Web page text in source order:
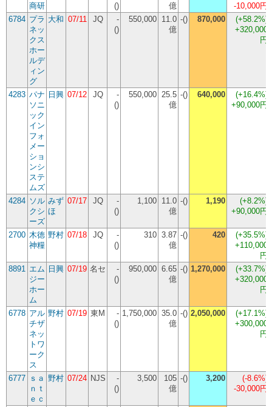
商研
()
億
-10,000円
6784 プラ
ネッ
クス
ホー
ルデ
ィン
グ
大和 07/11 JQ
-
()
550,000 11.0
億
-() 870,000 (+58.2%)
+320,000
円
4283 パナ
ソニ
ック
イン
フォ
メー
ショ
ンシ
ステ
ムズ
日興 07/12 JQ
-
()
550,000 25.5
億
-() 640,000 (+16.4%)
+90,000円
4284 ソル
クシ
ーズ
みず
ほ
07/17 JQ
-
()
1,100 11.0
億
-() 1,190 (+8.2%)
+90,000円
2700 木徳
神糧
野村 07/18 JQ
-
()
310 3.87
億
-() 420 (+35.5%)
+110,000
円
8891 エム
ジー
ホー
ム
日興 07/19 名セ
-
()
950,000 6.65
億
-() 1,270,000 (+33.7%)
+320,000
円
6778 アル
チザ
ネッ
トワ
ーク
ス
野村 07/19 東M
-
()
1,750,000 35.0
億
-() 2,050,000 (+17.1%)
+300,000
円
6777 ｓａ
ｎｔ
ｅｃ
野村 07/24 NJS
-
()
3,500
105
億
-() 3,200 (-8.6%)
-30,000円